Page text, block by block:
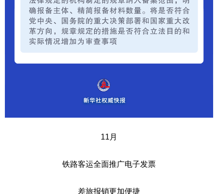
11月
铁路客运全面推广电子发票
差旅报销更加便捷